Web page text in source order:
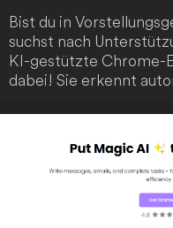
Bist du in
suchst nach
KI-gestützte Chrome-
dabei! Sie erkennt
Antwortvorschläge
Lebenslauf. Mit dieser
wirst du sicher den
Land ziehen.